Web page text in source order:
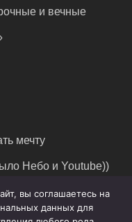
и вечные
мечту
Небо и Youtube))
вы соглашаетесь на
данных для